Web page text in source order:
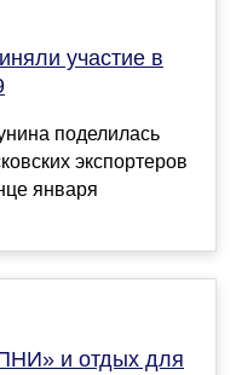
участие в
поделилась
экспортеров
января
и отдых для